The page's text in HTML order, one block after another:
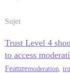
Sujet
Trust Level 4
to access
Featuremoderation